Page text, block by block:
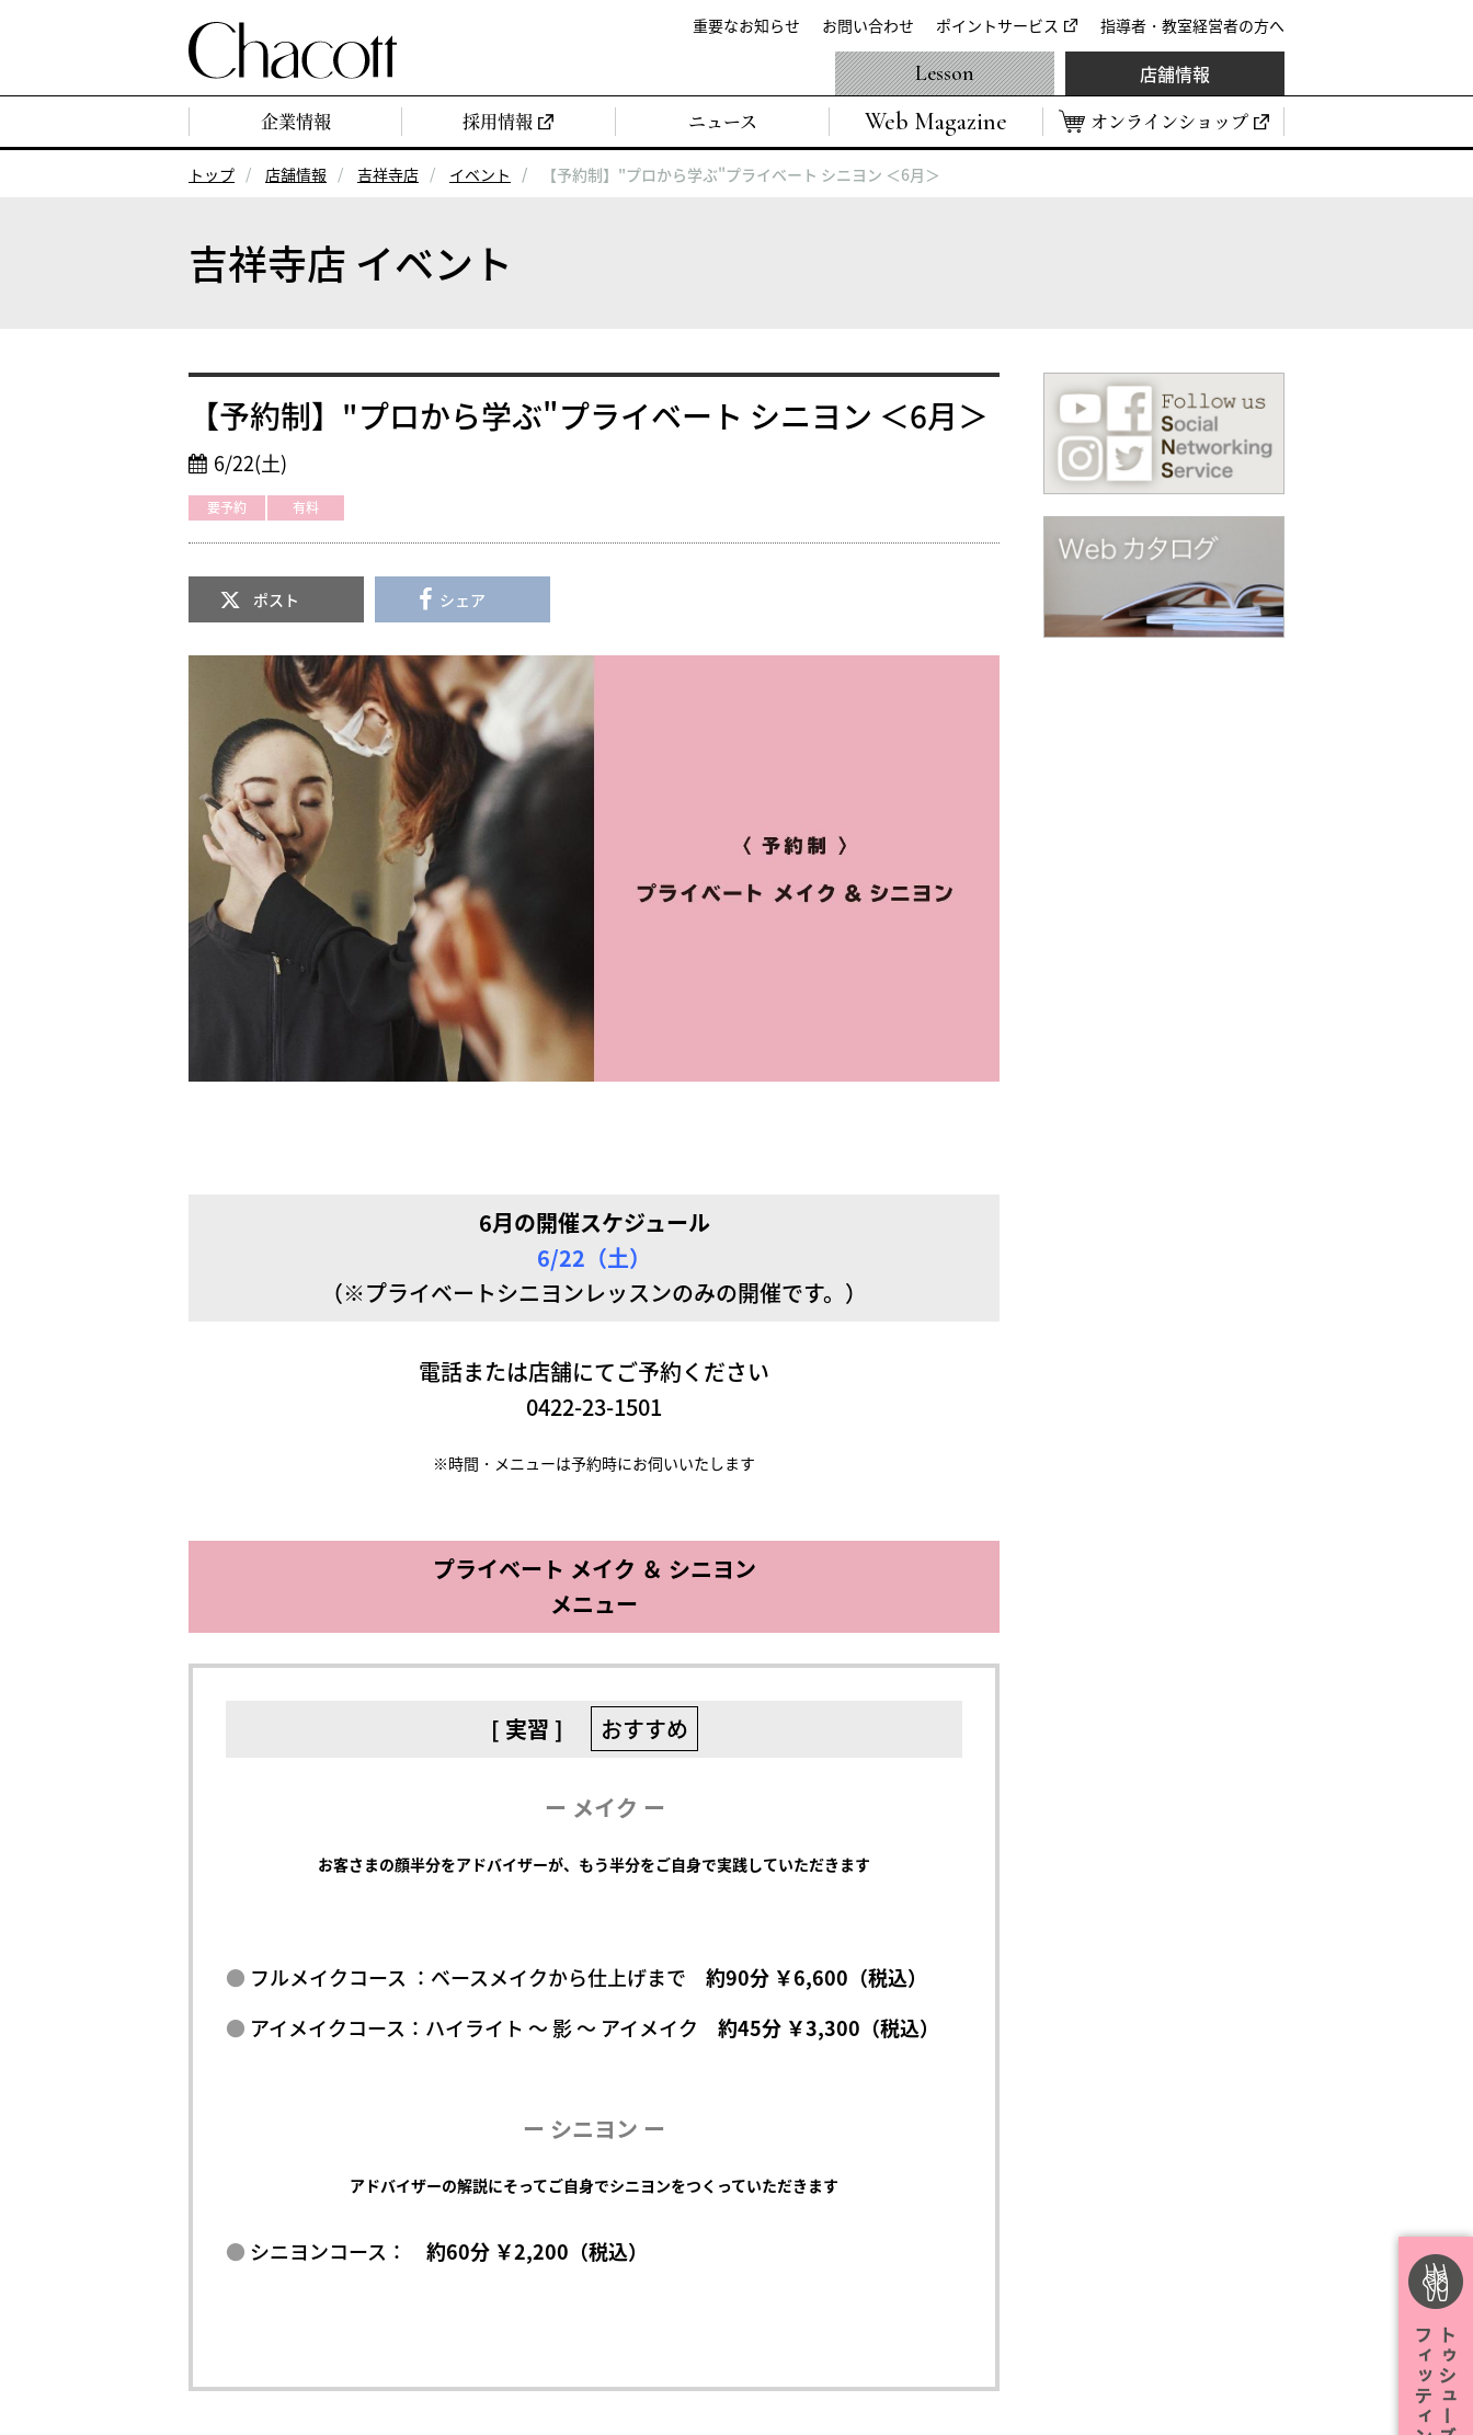
重要なお知らせ お問い合わせ ポイントサービス 指導者・教室経営者の方へ
企業情報 採用情報 ニュース Web Magazine オンラインショップ
Lesson 店舗情報
トップ 店舗情報 吉祥寺店 イベント 【予約制】"プロから学ぶ"プライベート シニヨン ＜6月＞
吉祥寺店 イベント
【予約制】"プロから学ぶ"プライベート シニヨン ＜6月＞
6/22(土)
要予約 有料
ポスト シェア
6月の開催スケジュール
6/22（土）
（※プライベートシニヨンレッスンのみの開催です。）
電話または店舗にてご予約ください
0422-23-1501
※時間・メニューは予約時にお伺いいたします
プライベート メイク ＆ シニヨン
メニュー
[ 実習 ] おすすめ
ー メイク ー
お客さまの顔半分をアドバイザーが、もう半分をご自身で実践していただきます
フルメイクコース ：ベースメイクから仕上げまで 約90分 ￥6,600（税込）
アイメイクコース：ハイライト ～ 影 ～ アイメイク 約45分 ￥3,300（税込）
ー シニヨン ー
アドバイザーの解説にそってご自身でシニヨンをつくっていただきます
シニヨンコース： 約60分 ￥2,200（税込）